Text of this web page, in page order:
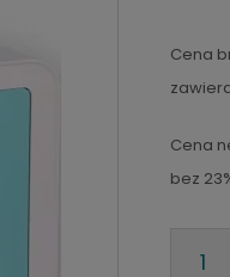
Cena
Cena
bez